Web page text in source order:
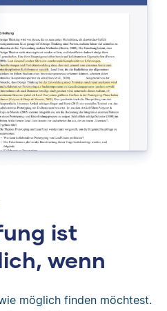
ist
wenn
möglich finden möchtest.